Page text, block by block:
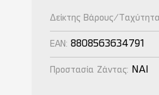
Δείκτης Βάρους/
EAN: 8808563634791
Προστασία Ζάντας: NAI